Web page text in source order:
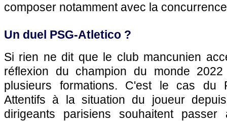
composer notamment avec la
Un duel PSG-Atletico ?
Si rien ne dit que le club mancunien
réflexion du champion du monde
plusieurs formations. C'est le cas du
Attentifs à la situation du joueur
dirigeants parisiens souhaitent